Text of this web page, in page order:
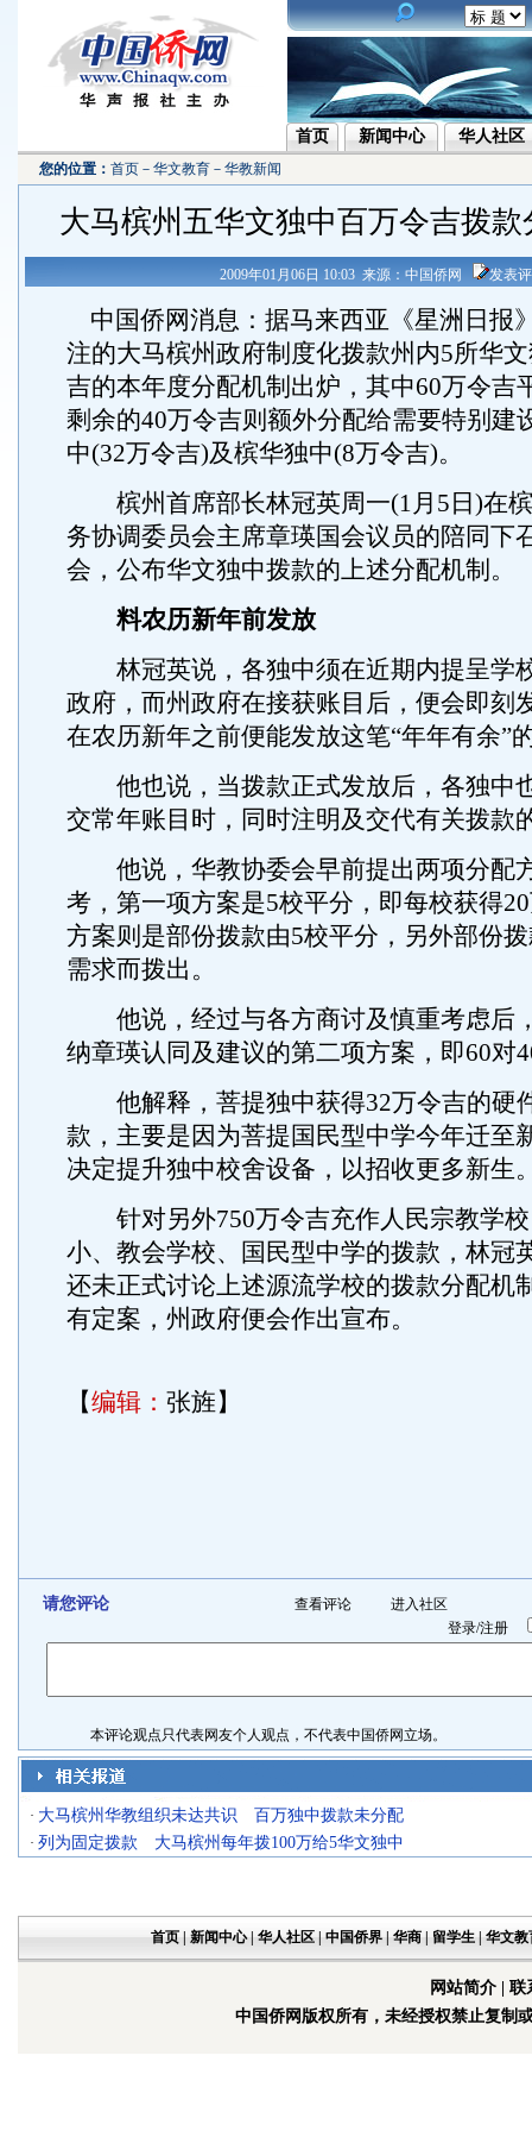
首页 新闻中心 华人社区
您的位置： 首页 － 华文教育 － 华教新闻
大马槟州五华文独中百万令吉拨
2009年01月06日 10:03 来源：中国侨网 发表
中国侨网消息：据马来西亚《星洲日报
注的大马槟州政府制度化拨款州内5所华
吉的本年度分配机制出炉，其中60万令吉
剩余的40万令吉则额外分配给需要特别建
中(32万令吉)及槟华独中(8万令吉)。
槟州首席部长林冠英周一(1月5日)在
务协调委员会主席章瑛国会议员的陪同下
会，公布华文独中拨款的上述分配机制。
料农历新年前发放
林冠英说，各独中须在近期内提呈学
政府，而州政府在接获账目后，便会即刻
在农历新年之前便能发放这笔“年年有余”
他也说，当拨款正式发放后，各独中
交常年账目时，同时注明及交代有关拨款
他说，华教协委会早前提出两项分配
考，第一项方案是5校平分，即每校获得
方案则是部份拨款由5校平分，另外部份
需求而拨出。
他说，经过与各方商讨及慎重考虑后
纳章瑛认同及建议的第二项方案，即60对
他解释，菩提独中获得32万令吉的硬
款，主要是因为菩提国民型中学今年迁至
决定提升独中校舍设备，以招收更多新生
针对另外750万令吉充作人民宗教学校
小、教会学校、国民型中学的拨款，林冠
还未正式讨论上述源流学校的拨款分配机
有定案，州政府便会作出宣布。
【编辑： 张旌】
请您评论 查看评论
进入社区
登录/注册
本评论观点只代表网友个人观点，不代表中国侨网立场。
· 大马槟州华教组织未达共识 百万独中拨款未分配
· 列为固定拨款 大马槟州每年拨100万给5华文独中
首页| 新闻中心| 华人社区| 中国侨界| 华商| 留学生| 华文教
网站简介| 联
中国侨网版权所有，未经授权禁止复制